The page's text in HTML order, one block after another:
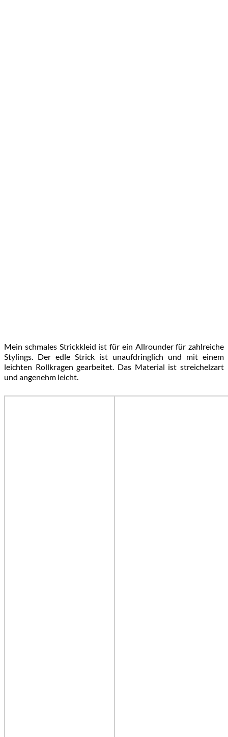
Mein schmales Strickkleid ist für ein Allrounder für zahlreiche
Stylings. Der edle Strick ist unaufdringlich und mit einem
leichten Rollkragen gearbeitet. Das Material ist streichelzart
und angenehm leicht.